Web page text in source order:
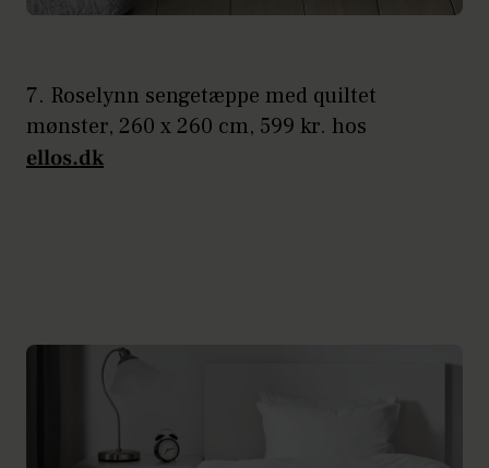
7. Roselynn sengetæppe med quiltet
mønster, 260 x 260 cm, 599 kr. hos
ellos.dk